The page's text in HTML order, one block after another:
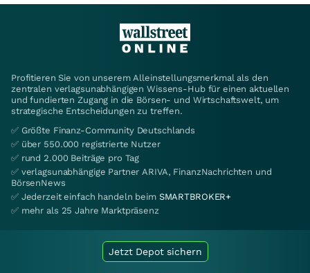
Profitieren Sie von unserem Alleinstellungsmerkmal als den
zentralen verlagsunabhängigen Wissens-Hub für einen aktuellen
und fundierten Zugang in die Börsen- und Wirtschaftswelt, um
strategische Entscheidungen zu treffen.
✅ Größte Finanz-Community Deutschlands
✅ über 550.000 registrierte Nutzer
✅ rund 2.000 Beiträge pro Tag
✅ verlagsunabhängige Partner ARIVA, FinanzNachrichten und
BörsenNews
✅ Jederzeit einfach handeln beim SMARTBROKER+
✅ mehr als 25 Jahre Marktpräsenz
Jetzt Depot sichern